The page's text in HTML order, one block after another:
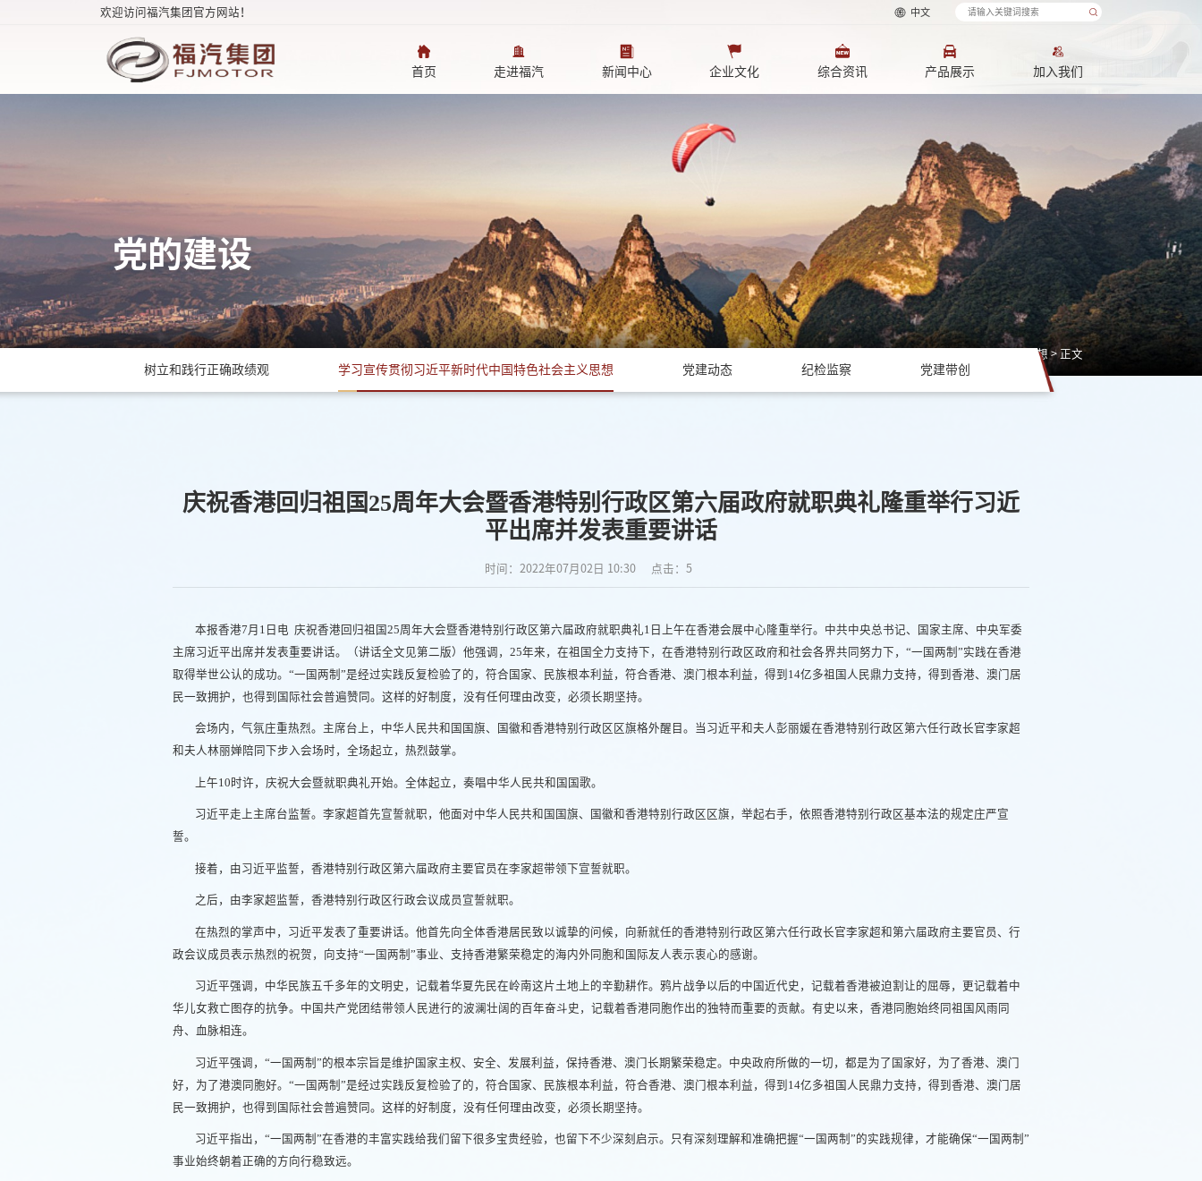
欢迎访问福汽集团官方网站！ 中文
首页 走进福汽 新闻中心 企业文化 综合资讯 产品展示 加入我们
党的建设
学习宣传贯彻习近平新时代中国特色社会主义思想 > 正文
树立和践行正确政绩观 学习宣传贯彻习近平新时代中国特色社会主义思想 党建动态 纪检监察 党建带创
庆祝香港回归祖国25周年大会暨香港特别行政区第六届政府就职典礼隆重举行习近
平出席并发表重要讲话
时间：2022年07月02日 10:30 点击： 5
本报香港7月1日电 庆祝香港回归祖国25周年大会暨香港特别行政区第六届政府就职典礼1日上午在香港会展中心隆重举行。中共中央总书记、国家主席、中央军委
主席习近平出席并发表重要讲话。（讲话全文见第二版）他强调，25年来，在祖国全力支持下，在香港特别行政区政府和社会各界共同努力下，“一国两制”实践在香港
取得举世公认的成功。“一国两制”是经过实践反复检验了的，符合国家、民族根本利益，符合香港、澳门根本利益，得到14亿多祖国人民鼎力支持，得到香港、澳门居
民一致拥护，也得到国际社会普遍赞同。这样的好制度，没有任何理由改变，必须长期坚持。
会场内，气氛庄重热烈。主席台上，中华人民共和国国旗、国徽和香港特别行政区区旗格外醒目。当习近平和夫人彭丽媛在香港特别行政区第六任行政长官李家超
和夫人林丽婵陪同下步入会场时，全场起立，热烈鼓掌。
上午10时许，庆祝大会暨就职典礼开始。全体起立，奏唱中华人民共和国国歌。
习近平走上主席台监誓。李家超首先宣誓就职，他面对中华人民共和国国旗、国徽和香港特别行政区区旗，举起右手，依照香港特别行政区基本法的规定庄严宣
誓。
接着，由习近平监誓，香港特别行政区第六届政府主要官员在李家超带领下宣誓就职。
之后，由李家超监誓，香港特别行政区行政会议成员宣誓就职。
在热烈的掌声中，习近平发表了重要讲话。他首先向全体香港居民致以诚挚的问候，向新就任的香港特别行政区第六任行政长官李家超和第六届政府主要官员、行
政会议成员表示热烈的祝贺，向支持“一国两制”事业、支持香港繁荣稳定的海内外同胞和国际友人表示衷心的感谢。
习近平强调，中华民族五千多年的文明史，记载着华夏先民在岭南这片土地上的辛勤耕作。鸦片战争以后的中国近代史，记载着香港被迫割让的屈辱，更记载着中
华儿女救亡图存的抗争。中国共产党团结带领人民进行的波澜壮阔的百年奋斗史，记载着香港同胞作出的独特而重要的贡献。有史以来，香港同胞始终同祖国风雨同
舟、血脉相连。
习近平强调，“一国两制”的根本宗旨是维护国家主权、安全、发展利益，保持香港、澳门长期繁荣稳定。中央政府所做的一切，都是为了国家好，为了香港、澳门
好，为了港澳同胞好。“一国两制”是经过实践反复检验了的，符合国家、民族根本利益，符合香港、澳门根本利益，得到14亿多祖国人民鼎力支持，得到香港、澳门居
民一致拥护，也得到国际社会普遍赞同。这样的好制度，没有任何理由改变，必须长期坚持。
习近平指出，“一国两制”在香港的丰富实践给我们留下很多宝贵经验，也留下不少深刻启示。只有深刻理解和准确把握“一国两制”的实践规律，才能确保“一国两制”
事业始终朝着正确的方向行稳致远。